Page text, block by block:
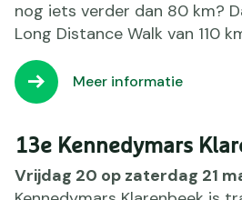
nog iets verder dan 80 km?
Long Distance Walk van 110
Meer informatie
13e Kennedymars
Vrijdag 20 op zaterdag 21